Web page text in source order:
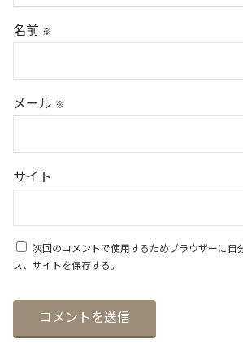
名前 ※
メール ※
サイト
次回のコメントで使用するためブラウザーに自
ス、サイトを保存する。